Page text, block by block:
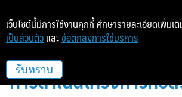
กทม. แจงขั้นตอน-ความ
การดำเนินโครงการก่อ
เว็บไซต์นี้มีการใช้งานคุกกี้ ศึกษารายละเอียดเพิ่มเติ
เป็นส่วนตัว และ ข้อตกลงการใช้บริการ
รับทราบ